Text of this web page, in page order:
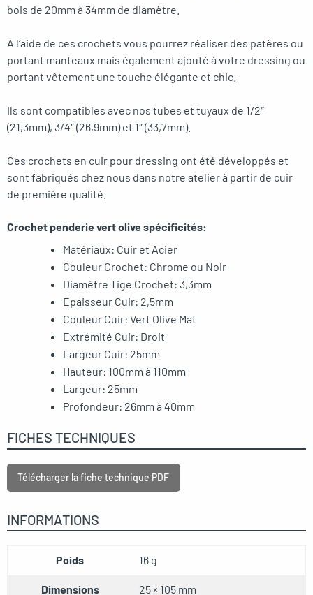
bois de 20mm à 34mm de diamètre.
A l’aide de ces crochets vous pourrez réaliser des patères ou
portant manteaux mais également ajouté à votre dressing ou
portant vêtement une touche élégante et chic.
Ils sont compatibles avec nos tubes et tuyaux de 1/2″
(21,3mm), 3/4″ (26,9mm) et 1″ (33,7mm).
Ces crochets en cuir pour dressing ont été développés et
sont fabriqués chez nous dans notre atelier à partir de cuir
de première qualité.
Crochet penderie vert olive spécificités:
Matériaux: Cuir et Acier
Couleur Crochet: Chrome ou Noir
Diamètre Tige Crochet: 3,3mm
Epaisseur Cuir: 2,5mm
Couleur Cuir: Vert Olive Mat
Extrémité Cuir: Droit
Largeur Cuir: 25mm
Hauteur: 100mm à 110mm
Largeur: 25mm
Profondeur: 26mm à 40mm
FICHES TECHNIQUES
Télécharger la fiche technique PDF
INFORMATIONS
Poids 16 g
Dimensions 25 × 105 mm